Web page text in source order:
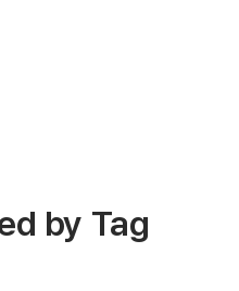
by Tag